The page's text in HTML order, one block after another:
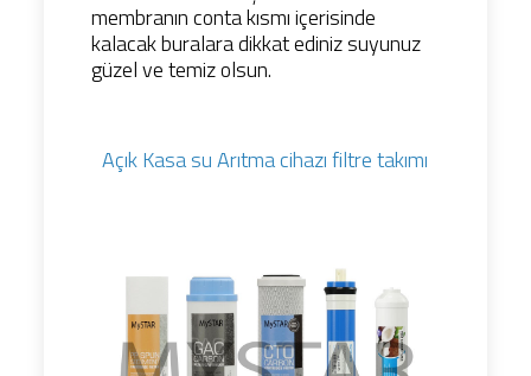
membranın conta kısmı içerisinde
kalacak buralara dikkat ediniz suyunuz
güzel ve temiz olsun.
Açık Kasa su Arıtma cihazı filtre takımı